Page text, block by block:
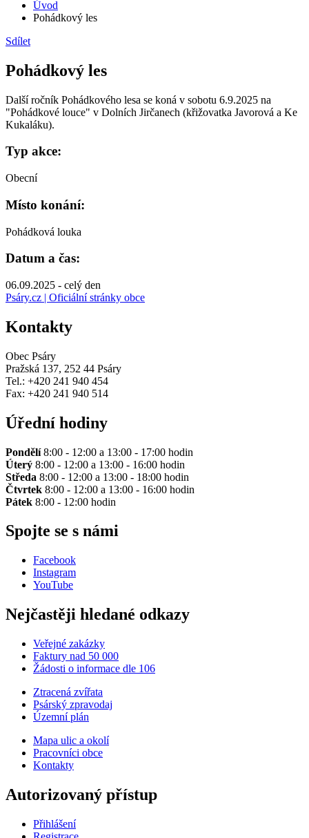
Úvod
Pohádkový les
Sdílet
Pohádkový les
Další ročník Pohádkového lesa se koná v sobotu 6.9.2025 na
"Pohádkové louce" v Dolních Jirčanech (křižovatka Javorová a Ke
Kukaláku).
Typ akce:
Obecní
Místo konání:
Pohádková louka
Datum a čas:
06.09.2025 - celý den
Psáry.cz | Oficiální stránky obce
Kontakty
Obec Psáry
Pražská 137, 252 44 Psáry
Tel.: +420 241 940 454
Fax: +420 241 940 514
Úřední hodiny
Pondělí8:00 - 12:00 a 13:00 - 17:00 hodin
Úterý 8:00 - 12:00 a 13:00 - 16:00 hodin
Středa 8:00 - 12:00 a 13:00 - 18:00 hodin
Čtvrtek 8:00 - 12:00 a 13:00 - 16:00 hodin
Pátek 8:00 - 12:00 hodin
Spojte se s námi
Facebook
Instagram
YouTube
Nejčastěji hledané odkazy
Veřejné zakázky
Faktury nad 50 000
Žádosti o informace dle 106
Ztracená zvířata
Psárský zpravodaj
Územní plán
Mapa ulic a okolí
Pracovníci obce
Kontakty
Autorizovaný přístup
Přihlášení